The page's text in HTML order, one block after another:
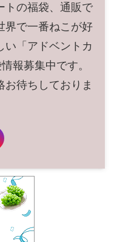
トの福袋、通販で
界で一番ねこが好
い「アドベントカ
報募集中です。
お待ちしておりま